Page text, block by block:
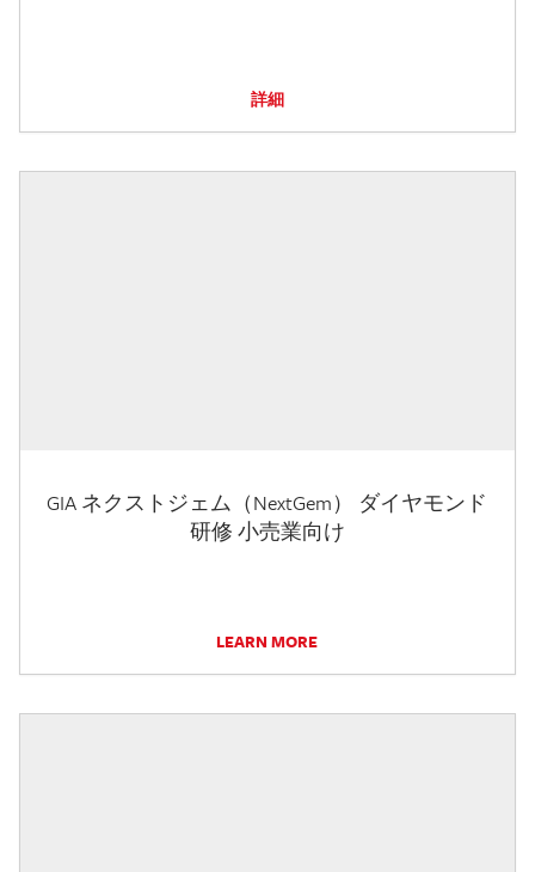
詳細
GIA ネクストジェム（NextGem） ダイヤモンド
研修 小売業向け
LEARN MORE